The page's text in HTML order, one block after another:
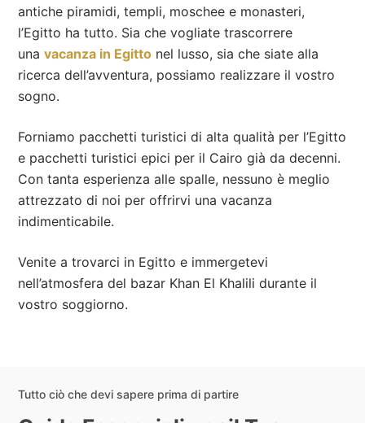
antiche piramidi, templi, moschee e monasteri,
l’Egitto ha tutto. Sia che vogliate trascorrere
unavacanza in Egitto nel lusso, sia che siate alla
ricerca dell’avventura, possiamo realizzare il vostro
sogno.
Forniamo pacchetti turistici di alta qualità per l’Egitto
e pacchetti turistici epici per il Cairo già da decenni.
Con tanta esperienza alle spalle, nessuno è meglio
attrezzato di noi per offrirvi una vacanza
indimenticabile.
Venite a trovarci in Egitto e immergetevi
nell’atmosfera del bazar Khan El Khalili durante il
vostro soggiorno.
Tutto ciò che devi sapere prima di partire